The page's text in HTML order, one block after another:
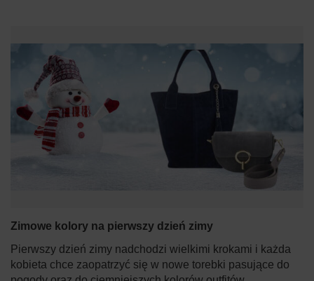
Zimowe kolory na pierwszy dzień zimy
Pierwszy dzień zimy nadchodzi wielkimi krokami i każda
kobieta chce zaopatrzyć się w nowe torebki pasujące do